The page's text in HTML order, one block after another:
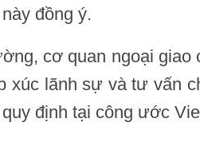
đồng ý.
cơ quan ngoại giao
xúc lãnh sự và tư vấn
định tại công ước